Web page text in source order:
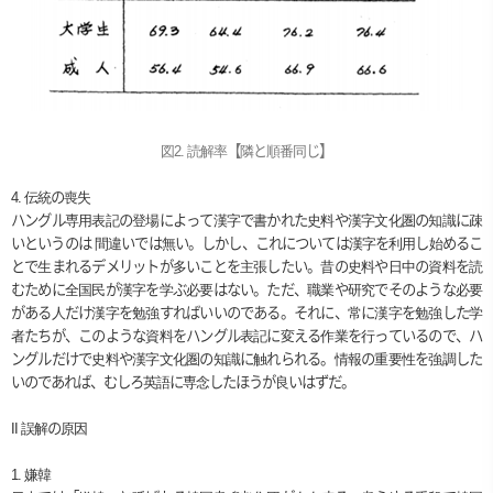
図2. 読解率【隣と順番同じ】
4. 伝統の喪失
ハングル専用表記の登場によって漢字で書かれた史料や漢字文化圏の知識に疎
いというのは 間違いでは無い。しかし、これについては漢字を利用し始めるこ
とで生まれるデメリットが多いことを主張したい。昔の史料や日中の資料を読
むために全国民が漢字を学ぶ必要はない。ただ、職業や研究でそのような必要
がある人だけ漢字を勉強すればいいのである。それに、常に漢字を勉強した学
者たちが、このような資料をハングル表記に変える作業を行っているので、ハ
ングルだけで史料や漢字文化圏の知識に触れられる。情報の重要性を強調した
いのであれば、むしろ英語に専念したほうが良いはずだ。
誤解の原因
1. 嫌韓